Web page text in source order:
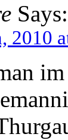
Says:
2010